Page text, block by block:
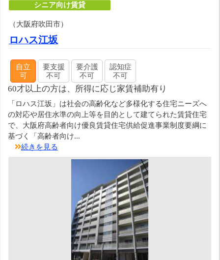
シニア向け賃貸
（大阪府吹田市）
ロハス江坂
自立
可
要支援
不可
要介護
不可
認知症
不可
60才以上の方は、所得に応じ家賃補助有り
「ロハス江坂」は社会の高齢化など多様化する住宅ニーズへ
の対応や居住水準の向上等を目的として建てられた賃貸住宅
で、大阪府高齢者向け優良賃貸住宅供給促進事業制度要綱に
基づく「高齢者向け...
続きを見る